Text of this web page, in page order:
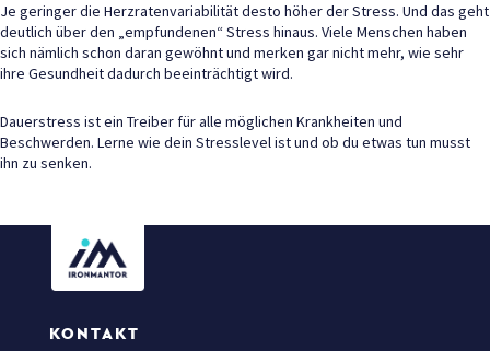
Je geringer die Herzratenvariabilität desto höher der Stress. Und das geht
deutlich über den „empfundenen“ Stress hinaus. Viele Menschen haben
sich nämlich schon daran gewöhnt und merken gar nicht mehr, wie sehr
ihre Gesundheit dadurch beeinträchtigt wird.
Dauerstress ist ein Treiber für alle möglichen Krankheiten und
Beschwerden. Lerne wie dein Stresslevel ist und ob du etwas tun musst
ihn zu senken.
KONTAKT